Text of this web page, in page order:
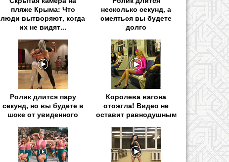
пляже Крыма: Что
люди вытворяют, когда
их не видят...
несколько секунд, а
смеяться вы будете
долго
Ролик длится пару
секунд, но вы будете в
шоке от увиденного
Королева вагона
отожгла! Видео не
оставит равнодушным